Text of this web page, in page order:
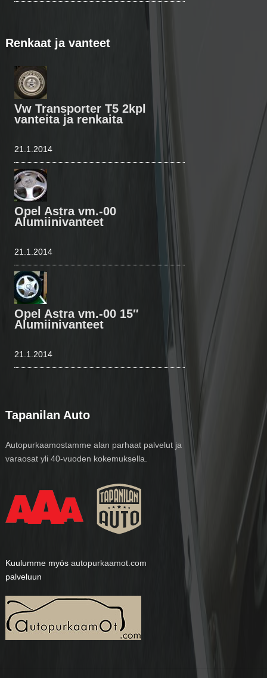
Renkaat ja vanteet
Vw Transporter T5 2kpl
vanteita ja renkaita
21.1.2014
Opel Astra vm.-00
Alumiinivanteet
21.1.2014
Opel Astra vm.-00 15″
Alumiinivanteet
21.1.2014
Tapanilan Auto
Autopurkaamostamme alan parhaat palvelut ja
varaosat yli 40-vuoden kokemuksella.
Kuulumme myös autopurkaamot.com
palveluun